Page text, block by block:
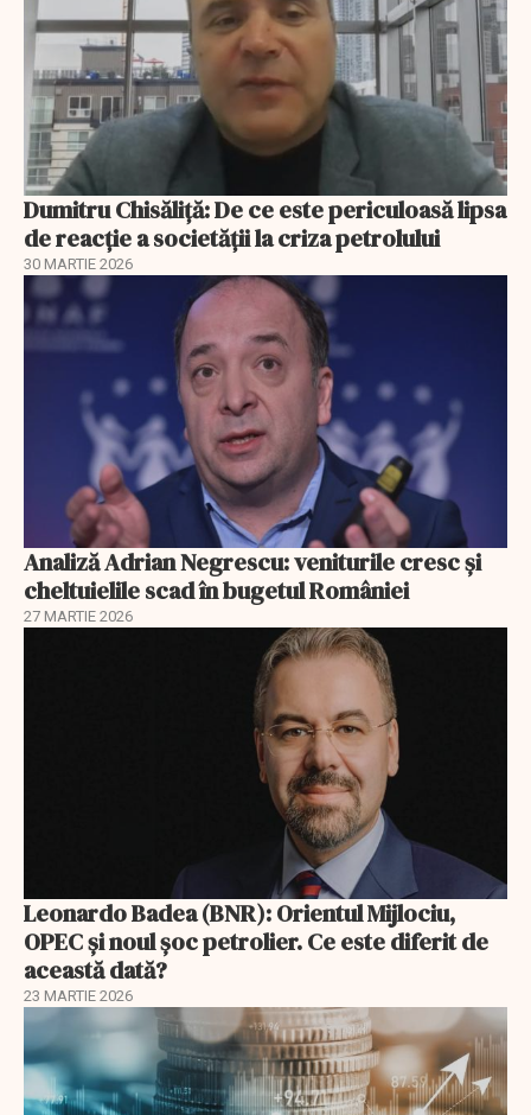
Dumitru Chisăliță: De ce este periculoasă lipsa
de reacție a societății la criza petrolului
30 MARTIE 2026
Analiză Adrian Negrescu: veniturile cresc și
cheltuielile scad în bugetul României
27 MARTIE 2026
Leonardo Badea (BNR): Orientul Mijlociu,
OPEC și noul șoc petrolier. Ce este diferit de
această dată?
23 MARTIE 2026